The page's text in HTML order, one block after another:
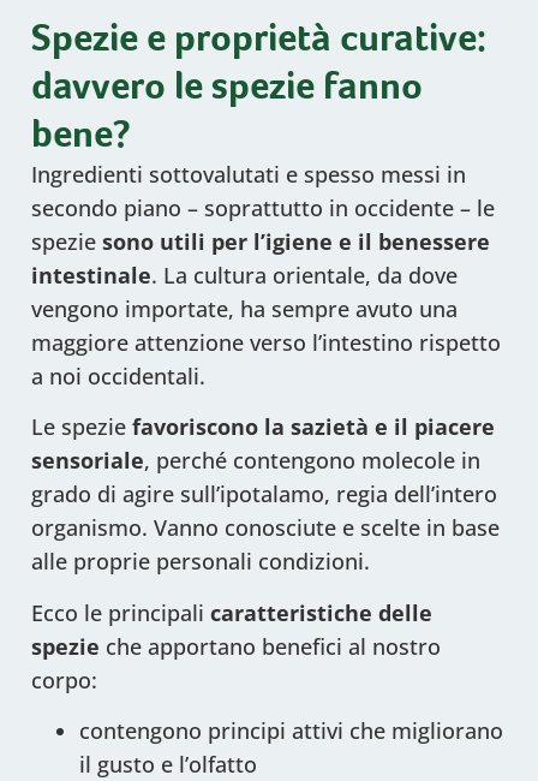
Spezie e proprietà curative:
davvero le spezie fanno
bene?
Ingredienti sottovalutati e spesso messi in
secondo piano – soprattutto in occidente – le
spezie sono utili per l’igiene e il benessere
intestinale. La cultura orientale, da dove
vengono importate, ha sempre avuto una
maggiore attenzione verso l’intestino rispetto
a noi occidentali.
Le spezie favoriscono la sazietà e il piacere
sensoriale, perché contengono molecole in
grado di agire sull’ipotalamo, regia dell’intero
organismo. Vanno conosciute e scelte in base
alle proprie personali condizioni.
Ecco le principali caratteristiche delle
spezie che apportano benefici al nostro
corpo:
contengono principi attivi che migliorano
il gusto e l’olfatto